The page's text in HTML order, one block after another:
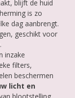
blijft de huid
is zo
dag aanbrengt.
geschikt voor
inzake
filters,
beschermen
licht en